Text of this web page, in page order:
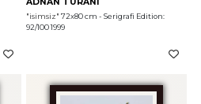
"isimsiz" 72x80 cm - Serigrafi Edition:
92/100 1999